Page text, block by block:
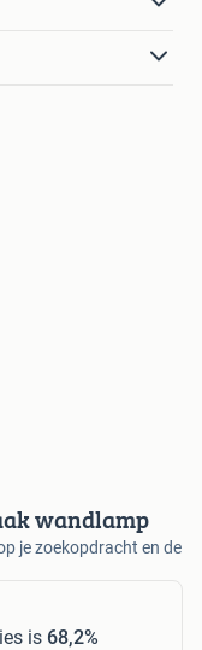
wandlamp
je zoekopdracht en de
is 68,2%